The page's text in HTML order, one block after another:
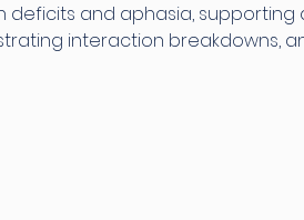
and aphasia, supporting
interaction breakdowns,